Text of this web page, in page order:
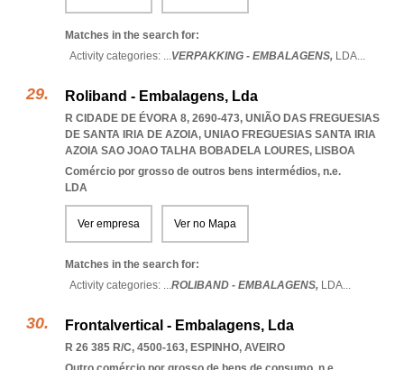
Matches in the search for:
Activity categories: ...VERPAKKING - EMBALAGENS, LDA...
Roliband - Embalagens, Lda
R CIDADE DE ÉVORA 8, 2690-473, UNIÃO DAS FREGUESIAS
DE SANTA IRIA DE AZOIA, UNIAO FREGUESIAS SANTA IRIA
AZOIA SAO JOAO TALHA BOBADELA LOURES, LISBOA
Comércio por grosso de outros bens intermédios, n.e.
LDA
Ver empresa Ver no Mapa
Matches in the search for:
Activity categories: ...ROLIBAND - EMBALAGENS, LDA...
Frontalvertical - Embalagens, Lda
R 26 385 R/C, 4500-163, ESPINHO, AVEIRO